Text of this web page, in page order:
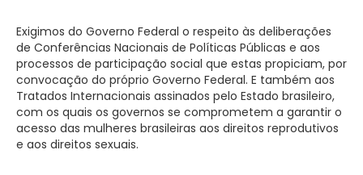
Exigimos do Governo Federal o respeito às deliberações
de Conferências Nacionais de Políticas Públicas e aos
processos de participação social que estas propiciam, por
convocação do próprio Governo Federal. E também aos
Tratados Internacionais assinados pelo Estado brasileiro,
com os quais os governos se comprometem a garantir o
acesso das mulheres brasileiras aos direitos reprodutivos
e aos direitos sexuais.